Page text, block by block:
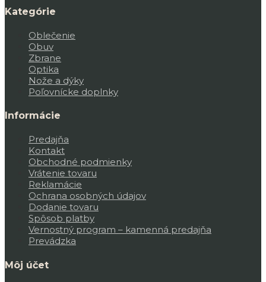
Kategórie
Oblečenie
Obuv
Zbrane
Optika
Nože a dýky
Poľovnícke doplnky
Informácie
Predajňa
Kontakt
Obchodné podmienky
Vrátenie tovaru
Reklamácie
Ochrana osobných údajov
Dodanie tovaru
Spôsob platby
Vernostný program – kamenná predajňa
Prevádzka
Môj účet